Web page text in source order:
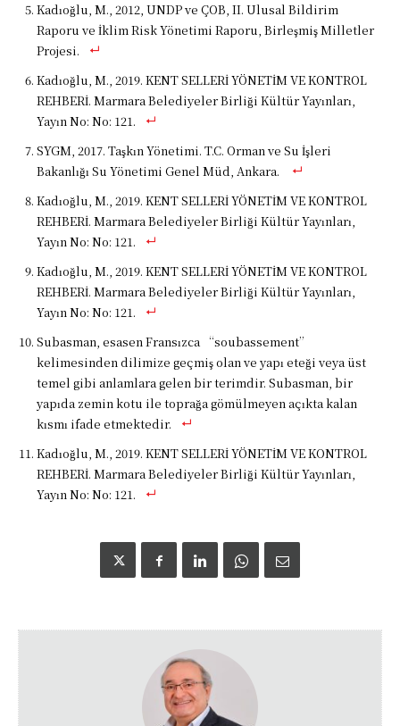
Kadıoğlu, M., 2012, UNDP ve ÇOB, II. Ulusal Bildirim
Raporu ve İklim Risk Yönetimi Raporu, Birleşmiş Milletler
Projesi.
Kadıoğlu, M., 2019. KENT SELLERİ YÖNETİM VE KONTROL
REHBERİ. Marmara Belediyeler Birliği Kültür Yayınları,
Yayın No: No: 121.
SYGM, 2017. Taşkın Yönetimi. T.C. Orman ve Su İşleri
Bakanlığı Su Yönetimi Genel Müd, Ankara.
Kadıoğlu, M., 2019. KENT SELLERİ YÖNETİM VE KONTROL
REHBERİ. Marmara Belediyeler Birliği Kültür Yayınları,
Yayın No: No: 121.
Kadıoğlu, M., 2019. KENT SELLERİ YÖNETİM VE KONTROL
REHBERİ. Marmara Belediyeler Birliği Kültür Yayınları,
Yayın No: No: 121.
Subasman, esasen Fransızca “soubassement”
kelimesinden dilimize geçmiş olan ve yapı eteği veya üst
temel gibi anlamlara gelen bir terimdir. Subasman, bir
yapıda zemin kotu ile toprağa gömülmeyen açıkta kalan
kısmı ifade etmektedir.
Kadıoğlu, M., 2019. KENT SELLERİ YÖNETİM VE KONTROL
REHBERİ. Marmara Belediyeler Birliği Kültür Yayınları,
Yayın No: No: 121.